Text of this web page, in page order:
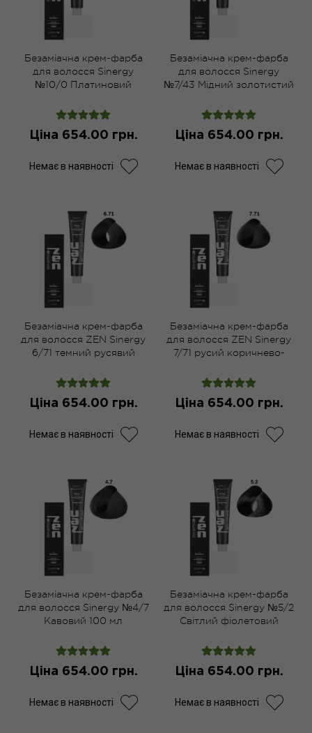
Безаміачна крем-фарба
для волосся Sinergy
№10/0 Платиновий
Ціна 654.00 грн.
Немає в наявності
Безаміачна крем-фарба
для волосся Sinergy
№7/43 Мідний золотистий
Ціна 654.00 грн.
Немає в наявності
Безаміачна крем-фарба
для волосся ZEN Sinergy
6/71 темний русявий
мл
Ціна 654.00 грн.
Немає в наявності
Безаміачна крем-фарба
для волосся ZEN Sinergy
7/71 русий коричнево-
Ціна 654.00 грн.
Немає в наявності
Безаміачна крем-фарба
для волосся Sinergy №4/7
Кавовий 100 мл
Ціна 654.00 грн.
Немає в наявності
Безаміачна крем-фарба
для волосся Sinergy №5/2
Світлий фіолетовий
Ціна 654.00 грн.
Немає в наявності